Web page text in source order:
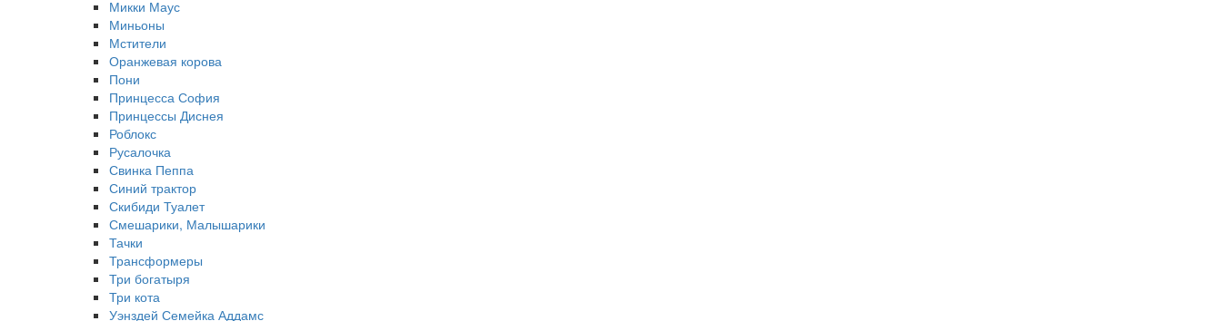
Микки Маус
Миньоны
Мстители
Оранжевая корова
Пони
Принцесса София
Принцессы Диснея
Роблокс
Русалочка
Свинка Пеппа
Синий трактор
Скибиди Туалет
Смешарики, Малышарики
Тачки
Трансформеры
Три богатыря
Три кота
Уэнздей Семейка Аддамс